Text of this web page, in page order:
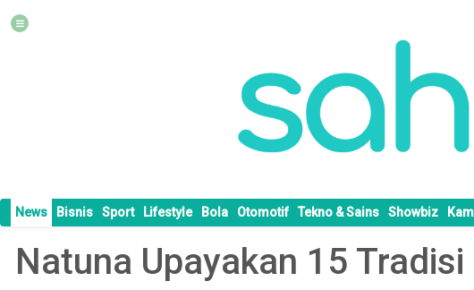
News Bisnis Sport Lifestyle Bola Otomotif Tekno & Sains Showbiz
Natuna Upayakan 15